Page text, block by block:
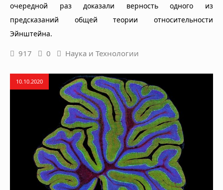
очередной раз доказали верность одного из
предсказаний общей теории относительности
Эйнштейна.
917 0 Наука и Технологии
10.10.2020